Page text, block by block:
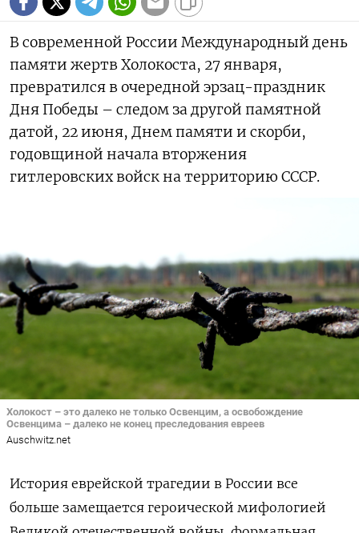
В современной России Международный день
памяти жертв Холокоста, 27 января,
превратился в очередной эрзац-праздник
Дня Победы – следом за другой памятной
датой, 22 июня, Днем памяти и скорби,
годовщиной начала вторжения
гитлеровских войск на территорию СССР.
Холокост – это далеко не только Освенцим, а освобождение
Освенцима – далеко не конец преследования евреев
Auschwitz.net
История еврейской трагедии в России все
больше замещается героической мифологией